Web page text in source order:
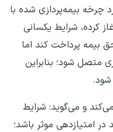
از ۲۰ سالگی وارد چرخه بیمه‌پردازی شده با
را آغاز کرده، شرایط یکسانی
ممکن است ۳۵ سال حق بیمه پرداخت کند اما
متصل شود؛ بنابراین
شود.
و می‌گوید: شرایط
در امتیازدهی موثر باشد؛